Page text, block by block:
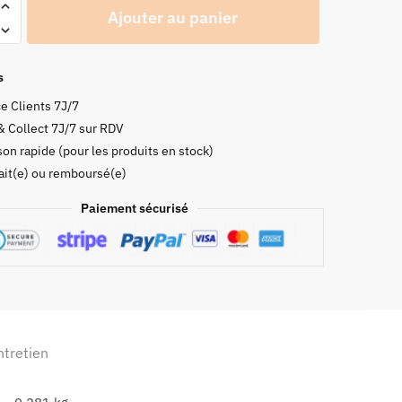
Ajouter au panier
Clients 7J/7
Collect 7J/7 sur RDV
rapide (pour les produits en stock)
ou remboursé(e)
Paiement sécurisé